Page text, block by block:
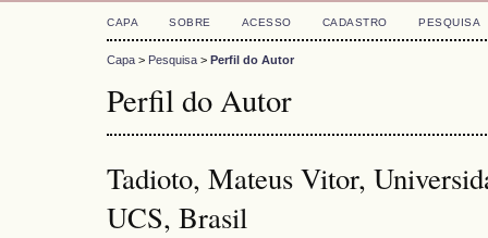
CAPA SOBRE ACESSO CADASTRO PESQUISA
Capa > Pesquisa > Perfil do Autor
Perfil do Autor
Tadioto, Mateus Vitor,
UCS, Brasil